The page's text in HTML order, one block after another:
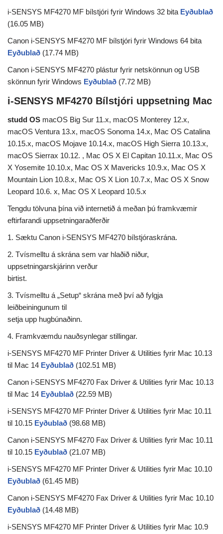
i-SENSYS MF4270 MF bílstjóri fyrir Windows 32 bita Eyðublað
(16.05 MB)
Canon i-SENSYS MF4270 MF bílstjóri fyrir Windows 64 bita
Eyðublað (17.74 MB)
Canon i-SENSYS MF4270 plástur fyrir netskönnun og USB
skönnun fyrir Windows Eyðublað (7.72 MB)
i-SENSYS MF4270 Bílstjóri uppsetning Mac
studd OS macOS Big Sur 11.x, macOS Monterey 12.x,
macOS Ventura 13.x, macOS Sonoma 14.x, Mac OS Catalina
10.15.x, macOS Mojave 10.14.x, macOS High Sierra 10.13.x,
macOS Sierrax 10.12. , Mac OS X El Capitan 10.11.x, Mac OS
X Yosemite 10.10.x, Mac OS X Mavericks 10.9.x, Mac OS X
Mountain Lion 10.8.x, Mac OS X Lion 10.7.x, Mac OS X Snow
Leopard 10.6. x, Mac OS X Leopard 10.5.x
Tengdu tölvuna þína við internetið á meðan þú framkvæmir
eftirfarandi uppsetningaraðferðir
1. Sæktu Canon i-SENSYS MF4270 bílstjóraskrána.
2. Tvísmelltu á skrána sem var hlaðið niður,
uppsetningarskjárinn verður
birtist.
3. Tvísmelltu á „Setup“ skrána með því að fylgja
leiðbeiningunum til
setja upp hugbúnaðinn.
4. Framkvæmdu nauðsynlegar stillingar.
i-SENSYS MF4270 MF Printer Driver & Utilities fyrir Mac 10.13
til Mac 14 Eyðublað (102.51 MB)
Canon i-SENSYS MF4270 Fax Driver & Utilities fyrir Mac 10.13
til Mac 14 Eyðublað (22.59 MB)
i-SENSYS MF4270 MF Printer Driver & Utilities fyrir Mac 10.11
til 10.15 Eyðublað (98.68 MB)
Canon i-SENSYS MF4270 Fax Driver & Utilities fyrir Mac 10.11
til 10.15 Eyðublað (21.07 MB)
i-SENSYS MF4270 MF Printer Driver & Utilities fyrir Mac 10.10
Eyðublað (61.45 MB)
Canon i-SENSYS MF4270 Fax Driver & Utilities fyrir Mac 10.10
Eyðublað (14.48 MB)
i-SENSYS MF4270 MF Printer Driver & Utilities fyrir Mac 10.9